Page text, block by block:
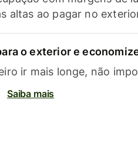
altas ao pagar no
o exterior e
ir mais longe, não
Saiba mais